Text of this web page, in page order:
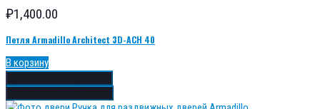
₽1,400.00
Петля Armadillo Architect 3D-ACH 40
В корзину